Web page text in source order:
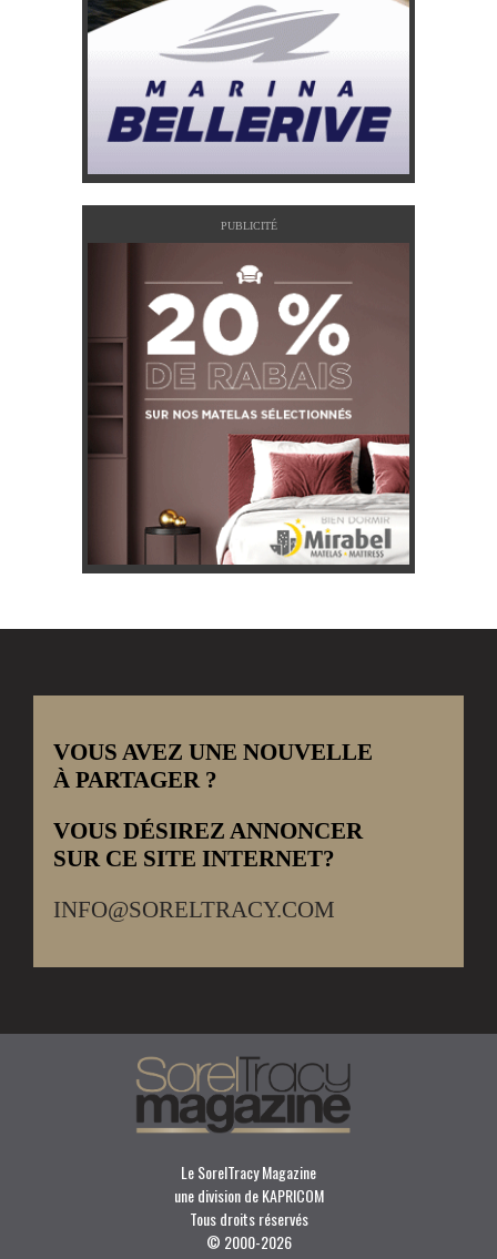
PUBLICITÉ
VOUS AVEZ UNE NOUVELLE
À PARTAGER ?
VOUS DÉSIREZ ANNONCER
SUR CE SITE INTERNET?
INFO@SORELTRACY.COM
Le SorelTracy Magazine
une division de KAPRICOM
Tous droits réservés
© 2000-2026